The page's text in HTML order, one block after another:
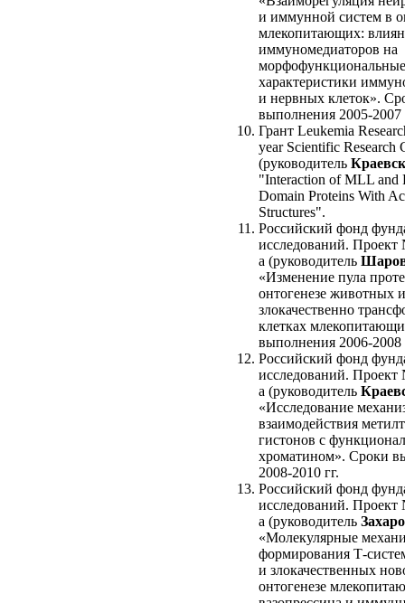
и иммунной систем в
млекопитающих:
иммуномедиаторов на
морфофункциональные
характеристики
и нервных клеток».
выполнения 2005-2007
Грант Leukemia
year Scientific Research
(руководитель
"Interaction of MLL and
Domain Proteins With
Structures".
Российский фонд
исследований.
а (руководитель
«Изменение пула
онтогенезе животных
злокачественно
клетках
выполнения 2006-2008
Российский фонд
исследований.
а (руководитель
«Исследование
взаимодействия
гистонов с
хроматином». Сроки
2008-2010 гг.
Российский фонд
исследований.
а (руководитель
«Молекулярные
формирования Т-
и злокачественных
онтогенезе